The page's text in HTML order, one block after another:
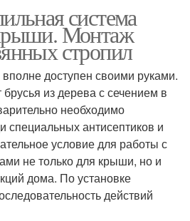
система
Монтаж
стропил
доступен своими руками.
из дерева с сечением в
необходимо
специальных антисептиков и
условие для работы с
не только для крыши, но и
дома. По установке
действий